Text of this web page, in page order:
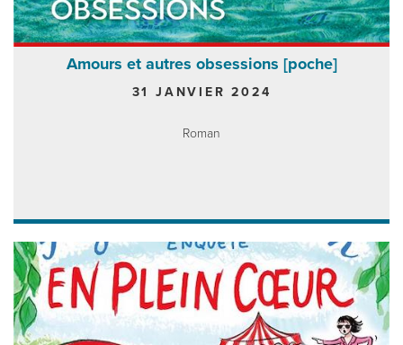
Amours et autres obsessions [poche]
31 JANVIER 2024
Roman